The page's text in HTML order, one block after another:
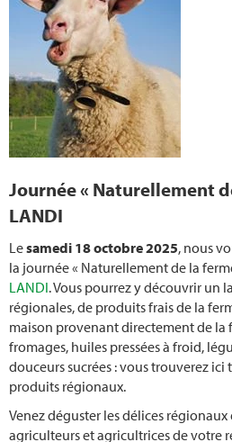
Journée « Naturellement
LANDI
Lesamedi 18 octobre 2025, nous
la journée « Naturellement de la
LANDI. Vous pourrez y découvrir un
régionales, de produits frais de la
maison provenant directement de la
fromages, huiles pressées à froid,
douceurs sucrées : vous trouverez
produits régionaux.
Venez déguster les délices
agriculteurs et agricultrices de votre